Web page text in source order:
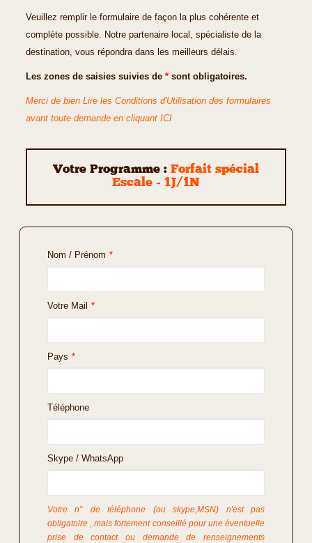
Veuillez remplir le formulaire de façon la plus cohérente et
complète possible. Notre partenaire local, spécialiste de la
destination, vous répondra dans les meilleurs délais.
Les zones de saisies suivies de * sont obligatoires.
Merci de bien Lire les Conditions d'Utilisation des formulaires
avant toute demande en cliquant ICI
Votre Programme : Forfait spécial
Escale - 1J/1N
Nom / Prénom *
Votre Mail *
Pays *
Téléphone
Skype / WhatsApp
Votre n° de téléphone (ou skype,MSN) n'est pas
obligatoire , mais fortement conseillé pour une éventuelle
prise de contact ou demande de renseignements